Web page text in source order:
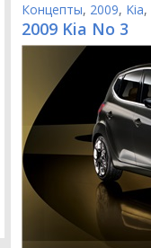
Концепты, 2009, Kia,
2009 Kia No 3